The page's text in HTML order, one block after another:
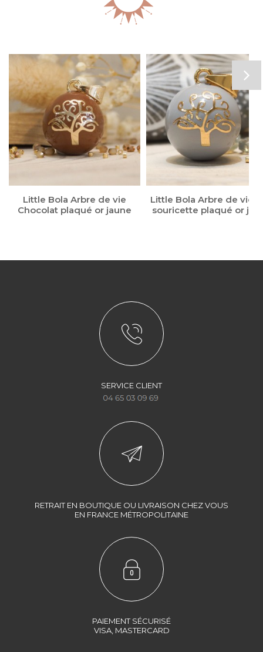
Little Bola Arbre de vie
Chocolat plaqué or jaune
Little Bola Arbre de vie
souricette plaqué or
SERVICE CLIENT
RETRAIT EN BOUTIQUE OU LIVRAISON CHEZ VOUS
EN FRANCE MÉTROPOLITAINE
PAIEMENT SÉCURISÉ
VISA, MASTERCARD